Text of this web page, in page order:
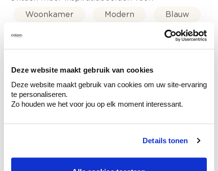
Deze website maakt gebruik van cookies
Deze website maakt gebruik van cookies om uw site-ervaring
te personaliseren.
Zo houden we het voor jou op elk moment interessant.
Details tonen
Woonkamer
Modern Blauw
Trendkleuren-2024
Ga samen met de kleuradviseur door je
Krijg kleuradvies op basis van de lichtinval